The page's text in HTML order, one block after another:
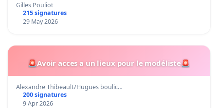
Gilles Pouliot
215 signatures
29 May 2026
🚨Avoir acces a un lieux pour le modéliste🚨
Alexandre Thibeault/Hugues boulic…
200 signatures
9 Apr 2026